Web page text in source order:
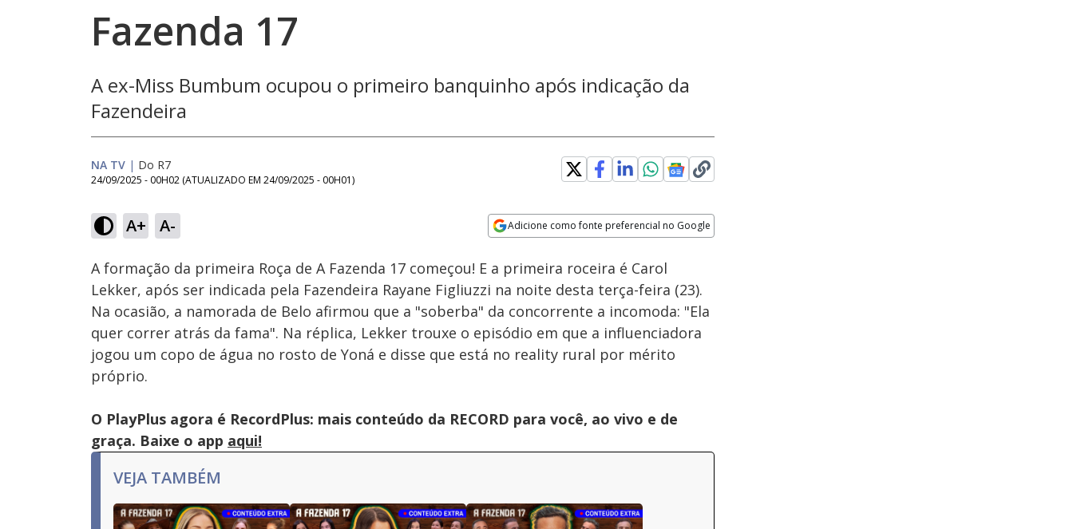
Fazenda 17
A ex-Miss Bumbum ocupou o primeiro banquinho após indicação da
Fazendeira
NA TV | Do R7
24/09/2025 - 00H02 (ATUALIZADO EM 24/09/2025 - 00H01)
A+ A- Adicione como fonte preferencial no Google
Ativar
Som
20.95%
Velocidade
A formação da primeira Roça de A Fazenda 17 começou! E a primeira roceira é Carol
Lekker, após ser indicada pela Fazendeira Rayane Figliuzzi na noite desta terça-feira (23).
Na ocasião, a namorada de Belo afirmou que a "soberba" da concorrente a incomoda: "Ela
quer correr atrás da fama". Na réplica, Lekker trouxe o episódio em que a influenciadora
jogou um copo de água no rosto de Yoná e disse que está no reality rural por mérito
próprio.
O PlayPlus agora é RecordPlus: mais conteúdo da RECORD para você, ao vivo e de
graça. Baixe o app aqui!
VEJA TAMBÉM